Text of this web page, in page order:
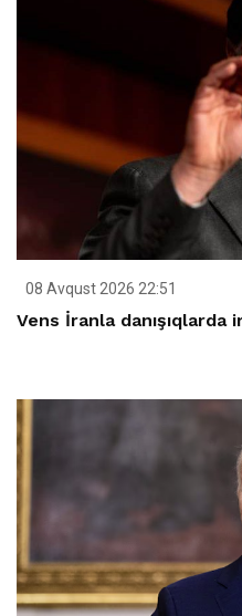
08 Avqust 2026 22:51
Vens İranla danışıqlarda